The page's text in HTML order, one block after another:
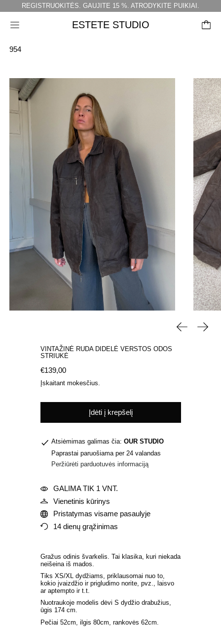
REGISTRUOKITĖS. GAUJITE 15 %. ATRODYKITE PUIKIAI.
Meniu ESTETE STUDIO
954
Ankstesnė
Kita
VINTAŽINĖ RUDA DIDELĖ VERSTOS ODOS
STRIUKĖ
Įprasta kaina
€139,00
Įskaitant mokesčius.
Įdėti į krepšelį
Atsiėmimas galimas čia: OUR STUDIO
Paprastai paruošiama per 24 valandas
Peržiūrėti parduotuvės informaciją
GALIMA TIK 1 VNT.
Vienetinis kūrinys
Pristatymas visame pasaulyje
14 dienų grąžinimas
Gražus odinis švarkelis. Tai klasika, kuri niekada
neišeina iš mados.
Tiks XS/XL dydžiams, priklausomai nuo to,
kokio įvaizdžio ir prigludimo norite, pvz., laisvo
ar aptempto ir t.t.
Nuotraukoje modelis dėvi S dydžio drabužius,
ūgis 174 cm.
Pečiai 52cm, ilgis 80cm, rankovės 62cm.